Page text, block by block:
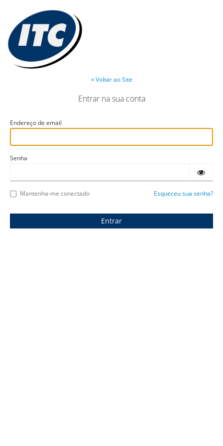
« Voltar ao Site
Entrar na sua conta
Endereço de email
Senha
Mantenha-me conectado Esqueceu sua senha?